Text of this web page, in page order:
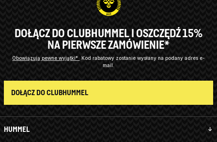
HUMMEL
DOŁĄCZ DO CLUBHUMMEL I OSZCZĘDŹ 15%
NA PIERWSZE ZAMÓWIENIE*
Obowiązują pewne wyjątki* Kod rabatowy zostanie wysłany na podany adres e-
mail.
DOŁĄCZ DO CLUBHUMMEL